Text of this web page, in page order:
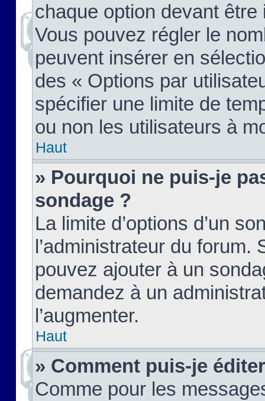
chaque option devant
Vous pouvez régler le
peuvent insérer en
des « Options par
spécifier une limite de
ou non les utilisateurs à
Haut
» Pourquoi ne puis-je
sondage ?
La limite d’options d’un
l’administrateur du forum.
pouvez ajouter à un
demandez à un
l’augmenter.
Haut
» Comment puis-je
Comme pour les